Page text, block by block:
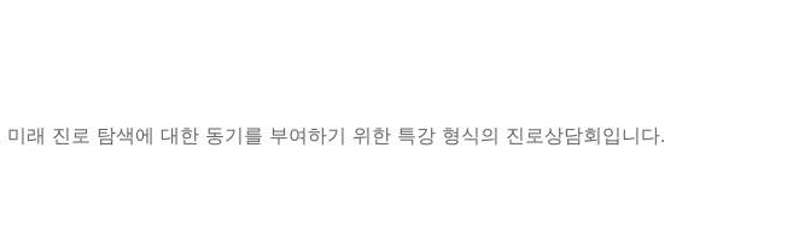
래 진로 탐색에 대한 동기를 부여하기 위한 특강 형식의 진로상담회입니다.